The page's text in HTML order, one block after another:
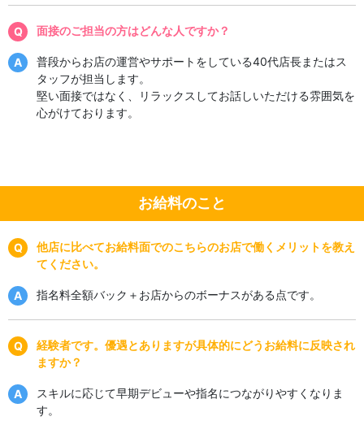
面接のご担当の方はどんな人ですか？
普段からお店の運営やサポートをしている40代店長またはス
タッフが担当します。
堅い面接ではなく、リラックスしてお話しいただける雰囲気を
心がけております。
お給料のこと
他店に比べてお給料面でのこちらのお店で働くメリットを教え
てください。
指名料全額バック＋お店からのボーナスがある点です。
経験者です。優遇とありますが具体的にどうお給料に反映され
ますか？
スキルに応じて早期デビューや指名につながりやすくなりま
す。